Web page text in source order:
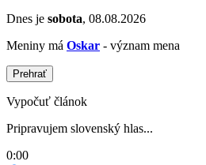
Dnes je sobota, 08.08.2026
Meniny má Oskar - význam mena
Prehrať
Vypočuť článok
Pripravujem slovenský hlas...
0:00